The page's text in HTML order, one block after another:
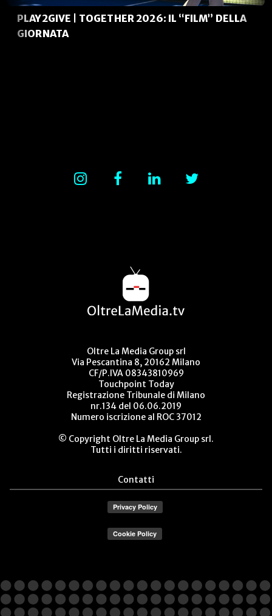
PLAY2GIVE | TOGETHER 2026: IL “FILM” DELLA
GIORNATA
Oltre La Media Group srl
Via Pescantina 8, 20162 Milano
CF/P.IVA 08343810969
Touchpoint Today
Registrazione Tribunale di Milano
nr.134 del 06.06.2019
Numero iscrizione al ROC 37012
© Copyright Oltre La Media Group srl.
Tutti i diritti riservati.
Contatti